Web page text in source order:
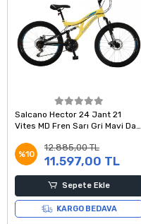
Salcano Hector 24 Jant 21
Vites MD Fren Sarı Gri Mavi Dağ
%10
12.885,00 TL
11.597,00 TL
Sepete Ekle
KARGO BEDAVA